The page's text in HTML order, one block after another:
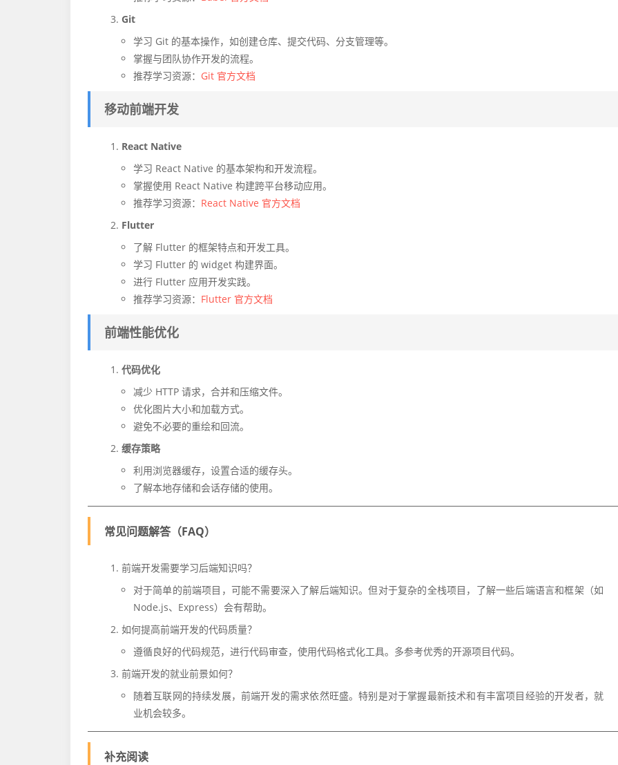
Git
学习 Git 的基本操作，如创建仓库、提交代码、分支管理等。
掌握与团队协作开发的流程。
推荐学习资源： Git 官方文档
移动前端开发
React Native
学习 React Native 的基本架构和开发流程。
掌握使用 React Native 构建跨平台移动应用。
推荐学习资源： React Native 官方文档
Flutter
了解 Flutter 的框架特点和开发工具。
学习 Flutter 的 widget 构建界面。
进行 Flutter 应用开发实践。
推荐学习资源： Flutter 官方文档
前端性能优化
代码优化
减少 HTTP 请求，合并和压缩文件。
优化图片大小和加载方式。
避免不必要的重绘和回流。
缓存策略
利用浏览器缓存，设置合适的缓存头。
了解本地存储和会话存储的使用。
常见问题解答（FAQ）
前端开发需要学习后端知识吗？
对于简单的前端项目，可能不需要深入了解后端知识。但对于复杂的全栈项目，了解一些后端语言和框架（如
Node.js、Express）会有帮助。
如何提高前端开发的代码质量？
遵循良好的代码规范，进行代码审查，使用代码格式化工具。多参考优秀的开源项目代码。
前端开发的就业前景如何？
随着互联网的持续发展，前端开发的需求依然旺盛。特别是对于掌握最新技术和有丰富项目经验的开发者，就
业机会较多。
补充阅读